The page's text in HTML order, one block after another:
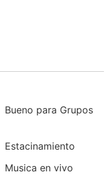
Bueno para Grupos
Estacinamiento
Musica en vivo